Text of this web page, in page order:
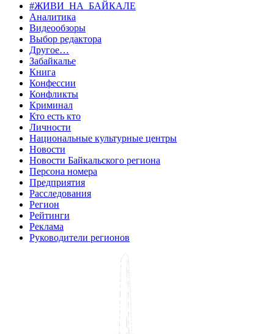
#ЖИВИ_НА_БАЙКАЛЕ
Аналитика
Видеообзоры
Выбор редактора
Другое…
Забайкалье
Книга
Конфессии
Конфликты
Криминал
Кто есть кто
Личности
Национальные культурные центры
Новости
Новости Байкальского региона
Персона номера
Предприятия
Расследования
Регион
Рейтинги
Реклама
Руководители регионов